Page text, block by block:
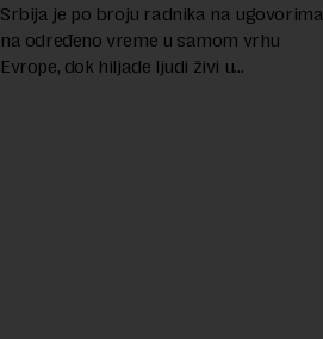
Srbija je po broju radnika na ugovorima
na određeno vreme u samom vrhu
Evrope, dok hiljade ljudi živi u